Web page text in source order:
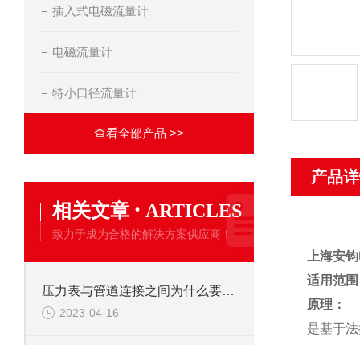
插入式电磁流量计
电磁流量计
特小口径流量计
查看全部产品 >>
相关文章 · ARTICLES
致力于成为合格的解决方案供应商！
压力表与管道连接之间为什么要弯一个圈
2023-04-16
产品
上海安
适用范
原理：
是基于